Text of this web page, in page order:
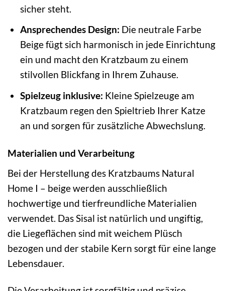
sicher steht.
Ansprechendes Design: Die neutrale Farbe
Beige fügt sich harmonisch in jede Einrichtung
ein und macht den Kratzbaum zu einem
stilvollen Blickfang in Ihrem Zuhause.
Spielzeug inklusive: Kleine Spielzeuge am
Kratzbaum regen den Spieltrieb Ihrer Katze
an und sorgen für zusätzliche Abwechslung.
Materialien und Verarbeitung
Bei der Herstellung des Kratzbaums Natural
Home I – beige werden ausschließlich
hochwertige und tierfreundliche Materialien
verwendet. Das Sisal ist natürlich und ungiftig,
die Liegeflächen sind mit weichem Plüsch
bezogen und der stabile Kern sorgt für eine lange
Lebensdauer.